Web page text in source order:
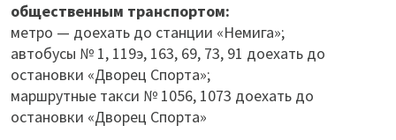
общественным транспортом:
метро — доехать до станции «Немига»;
автобусы № 1, 119э, 163, 69, 73, 91 доехать до
остановки «Дворец Спорта»;
маршрутные такси № 1056, 1073 доехать до
остановки «Дворец Спорта»